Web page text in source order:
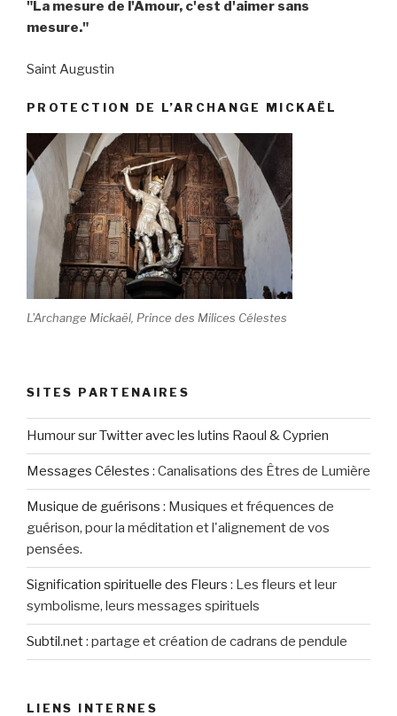
"La mesure de l'Amour, c'est d'aimer sans
mesure."
Saint Augustin
PROTECTION DE L’ARCHANGE MICKAËL
L'Archange Mickaël, Prince des Milices Célestes
SITES PARTENAIRES
Humour sur Twitter avec les lutins Raoul & Cyprien
Messages Célestes : Canalisations des Êtres de Lumière
Musique de guérisons : Musiques et fréquences de
guérison, pour la méditation et l'alignement de vos
pensées.
Signification spirituelle des Fleurs : Les fleurs et leur
symbolisme, leurs messages spirituels
Subtil.net: partage et création de cadrans de pendule
LIENS INTERNES